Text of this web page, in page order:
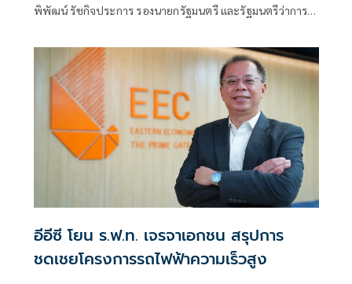
พิพัฒน์ รัชกิจประการ รองนายกรัฐมนตรี และรัฐมนตรีว่าการ
แหลมฉบัง และพัฒนาพื้นที่เป็นเอ็นเตอร์เทนเมนต์คอมเพล็กซ์
(Entertainment Complex) โดยไม่มีกาสิโน ว่า หลังเลือกตั้ง
ใหญ่ ตนเคยพูดคุยกับนายพิพัฒน์เกี่ยวกับเรื่องท่าเรือคลองเตย
อีอีซี โยน ร.ฟ.ท. เจรจาเอกชน สรุปการ
ชดเชยโครงการรถไฟฟ้าความเร็วสูง